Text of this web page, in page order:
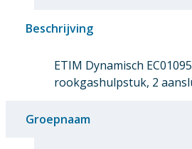
Beschrijving
ETIM Dynamisch
rookgashulpstuk, 2
Groepnaam